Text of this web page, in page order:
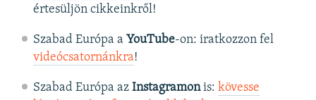
értesüljön cikkeinkről!
Szabad Európa a YouTube-on: iratkozzon fel
videócsatornánkra!
Szabad Európa az Instagramonis: kövesse